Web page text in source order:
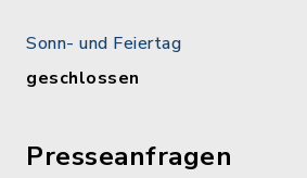
Sonn- und Feiertag
geschlossen
Presseanfragen